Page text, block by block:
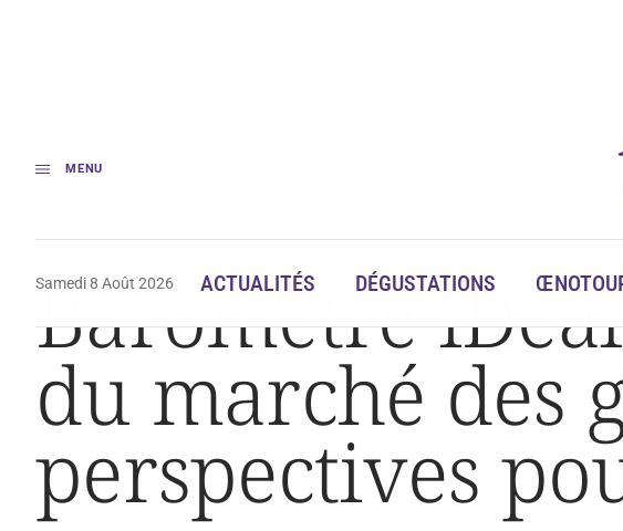
MENU
Samedi 8 Août 2026 ACTUALITÉS DÉGUSTATIONS
Accueil Baromètre iDealwine 2020 | Analyse du marché des grands vins en 2019,
Baromètre
du marché des
perspectives